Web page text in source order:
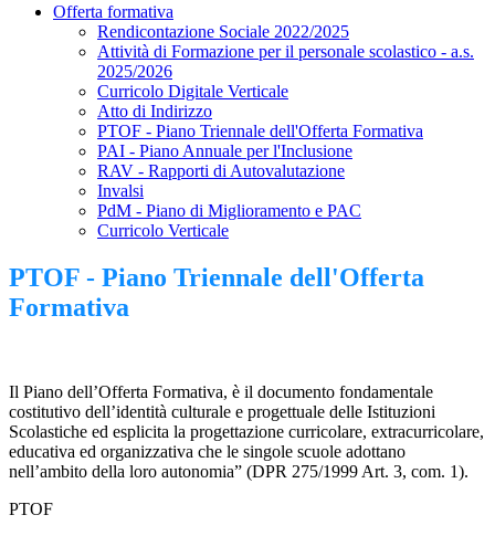
Offerta formativa
Rendicontazione Sociale 2022/2025
Attività di Formazione per il personale scolastico - a.s.
2025/2026
Curricolo Digitale Verticale
Atto di Indirizzo
PTOF - Piano Triennale dell'Offerta Formativa
PAI - Piano Annuale per l'Inclusione
RAV - Rapporti di Autovalutazione
Invalsi
PdM - Piano di Miglioramento e PAC
Curricolo Verticale
PTOF - Piano Triennale dell'Offerta
Formativa
Il Piano dell’Offerta Formativa, è il documento fondamentale
costitutivo dell’identità culturale e progettuale delle Istituzioni
Scolastiche ed esplicita la progettazione curricolare, extracurricolare,
educativa ed organizzativa che le singole scuole adottano
nell’ambito della loro autonomia” (DPR 275/1999 Art. 3, com. 1).
PTOF